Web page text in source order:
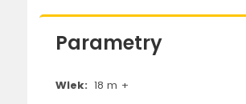
Parametry
Wiek: 18 m +